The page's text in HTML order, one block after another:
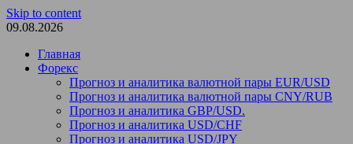
Skip to content
09.08.2026
Главная
Форекс
Прогноз и аналитика валютной пары EUR/USD
Прогноз и аналитика валютной пары CNY/RUB
Прогноз и аналитика GBP/USD.
Прогноз и аналитика USD/CHF
Прогноз и аналитика USD/JPY